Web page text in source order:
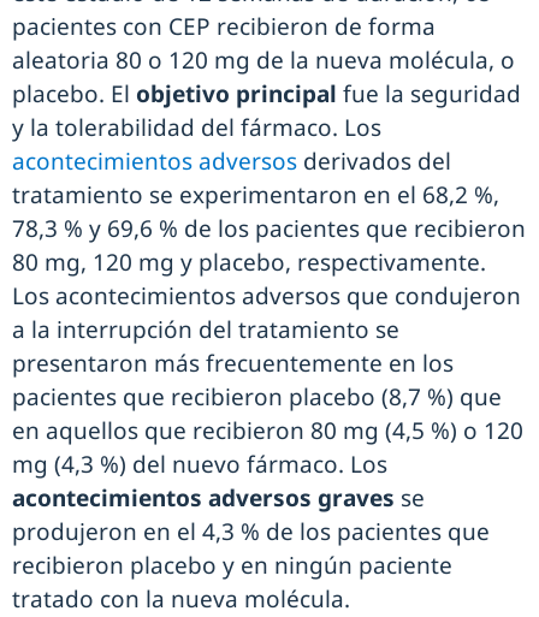
pacientes con CEP recibieron de forma
aleatoria 80 o 120 mg de la nueva molécula, o
placebo. El objetivo principal fue la seguridad
y la tolerabilidad del fármaco. Los
acontecimientos adversos derivados del
tratamiento se experimentaron en el 68,2 %,
78,3 % y 69,6 % de los pacientes que recibieron
80 mg, 120 mg y placebo, respectivamente.
Los acontecimientos adversos que condujeron
a la interrupción del tratamiento se
presentaron más frecuentemente en los
pacientes que recibieron placebo (8,7 %) que
en aquellos que recibieron 80 mg (4,5 %) o 120
mg (4,3 %) del nuevo fármaco. Los
acontecimientos adversos graves se
produjeron en el 4,3 % de los pacientes que
recibieron placebo y en ningún paciente
tratado con la nueva molécula.